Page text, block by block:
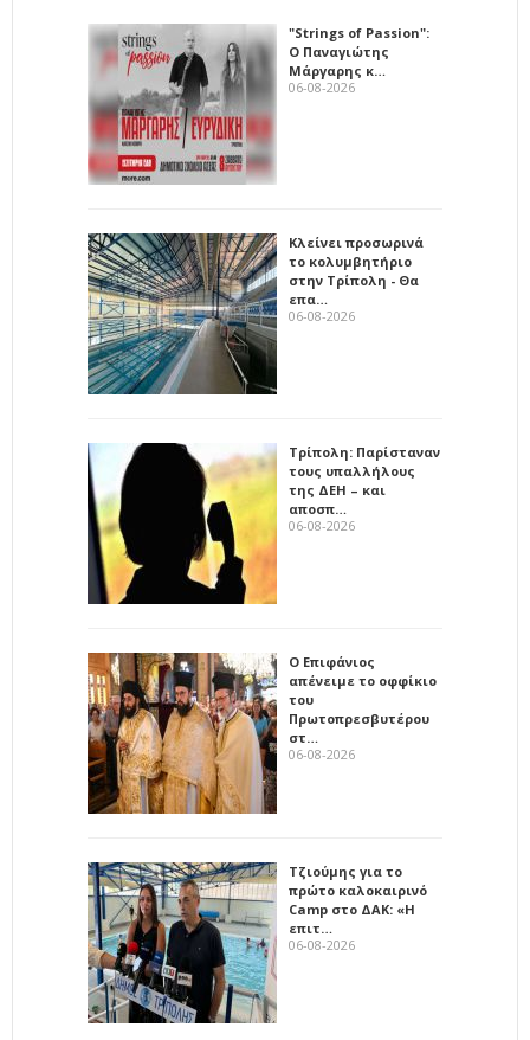
"Strings of Passion":
Ο Παναγιώτης
Μάργαρης κ…
06-08-2026
Κλείνει προσωρινά
το κολυμβητήριο
στην Τρίπολη - Θα
επα…
06-08-2026
Τρίπολη: Παρίσταναν
τους υπαλλήλους
της ΔΕΗ – και
αποσπ…
06-08-2026
Ο Επιφάνιος
απένειμε το οφφίκιο
του
Πρωτοπρεσβυτέρου
στ…
06-08-2026
Τζιούμης για το
πρώτο καλοκαιρινό
Camp στο ΔΑΚ: «Η
επιτ…
06-08-2026